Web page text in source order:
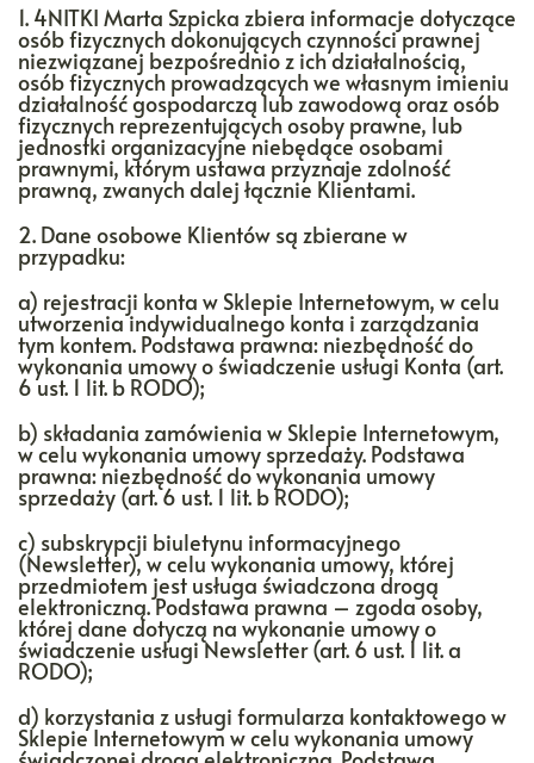
1. 4NITKI Marta Szpicka zbiera informacje dotyczące
osób fizycznych dokonujących czynności prawnej
niezwiązanej bezpośrednio z ich działalnością,
osób fizycznych prowadzących we własnym imieniu
działalność gospodarczą lub zawodową oraz osób
fizycznych reprezentujących osoby prawne, lub
jednostki organizacyjne niebędące osobami
prawnymi, którym ustawa przyznaje zdolność
prawną, zwanych dalej łącznie Klientami.
2. Dane osobowe Klientów są zbierane w
przypadku:
a) rejestracji konta w Sklepie Internetowym, w celu
utworzenia indywidualnego konta i zarządzania
tym kontem. Podstawa prawna: niezbędność do
wykonania umowy o świadczenie usługi Konta (art.
6 ust. 1 lit. b RODO);
b) składania zamówienia w Sklepie Internetowym,
w celu wykonania umowy sprzedaży. Podstawa
prawna: niezbędność do wykonania umowy
sprzedaży (art. 6 ust. 1 lit. b RODO);
c) subskrypcji biuletynu informacyjnego
(Newsletter), w celu wykonania umowy, której
przedmiotem jest usługa świadczona drogą
elektroniczną. Podstawa prawna – zgoda osoby,
której dane dotyczą na wykonanie umowy o
świadczenie usługi Newsletter (art. 6 ust. 1 lit. a
RODO);
d) korzystania z usługi formularza kontaktowego w
Sklepie Internetowym w celu wykonania umowy